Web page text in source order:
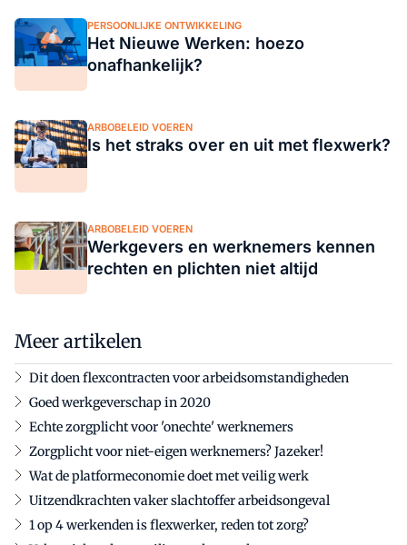
PERSOONLIJKE ONTWIKKELING
Het Nieuwe Werken: hoezo
onafhankelijk?
ARBOBELEID VOEREN
Is het straks over en uit met flexwerk?
ARBOBELEID VOEREN
Werkgevers en werknemers kennen
rechten en plichten niet altijd
Meer artikelen
Dit doen flexcontracten voor arbeidsomstandigheden
Goed werkgeverschap in 2020
Echte zorgplicht voor 'onechte' werknemers
Zorgplicht voor niet-eigen werknemers? Jazeker!
Wat de platformeconomie doet met veilig werk
Uitzendkrachten vaker slachtoffer arbeidsongeval
1 op 4 werkenden is flexwerker, reden tot zorg?